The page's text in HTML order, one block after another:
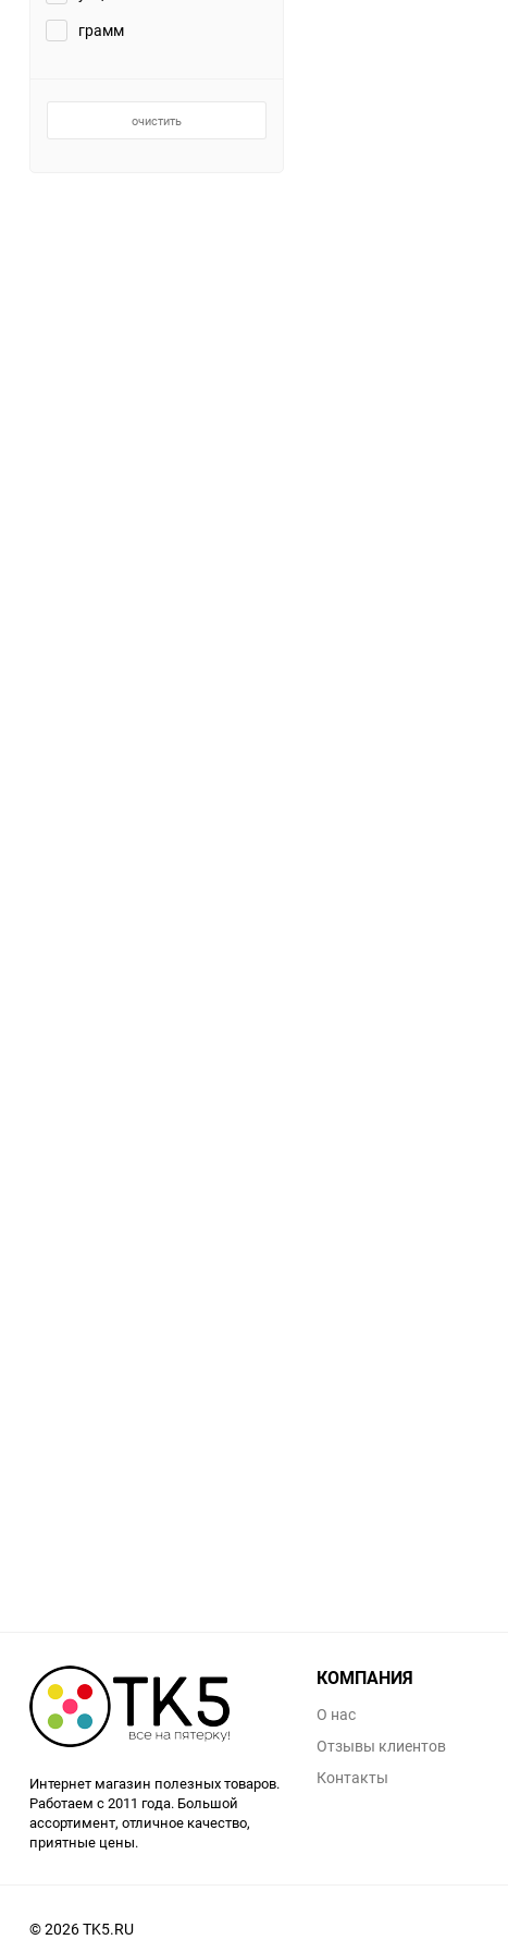
Заточные станки (точила)
грамм
очистить
Интернет магазин полезных товаров.
Работаем с 2011 года. Большой
ассортимент, отличное качество,
приятные цены.
КОМПАНИЯ
О нас
Отзывы клиентов
Контакты
© 2026 TK5.RU